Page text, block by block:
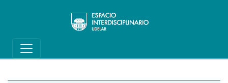
Main navigation